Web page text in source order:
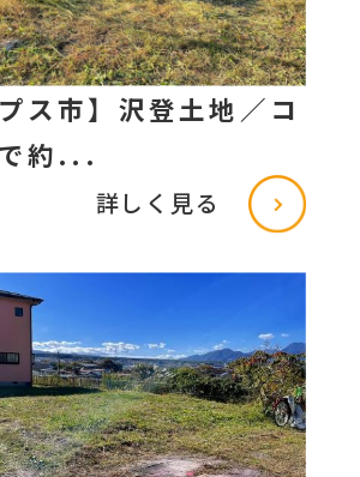
ス市】沢登土地／コ
約...
詳しく見る